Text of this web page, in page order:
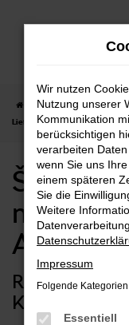
Zum
Startseite Aalen
Lieferservice nach Aalen
Škoda
mit
Aalen
Rundum
Kodiaq
Wir nutzen
Nutzung unserer
Kommunikation
berücksichtigen
verarbeiten
wenn Sie uns
einem späteren
Sie die
Weitere
Impressum
Folgende
Essentiell